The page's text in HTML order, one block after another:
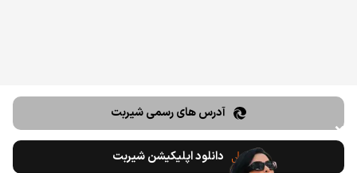
❌
آدرس های رسمی شیربت
دانلود اپلیکیشن شیربت